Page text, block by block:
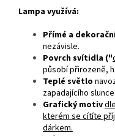
Lampa využívá:
Přímé a
nezávisle.
Povrch svítidla ("
působí přirozeně,
Teplé světlo
zapadajícího slunce.
Grafický motiv
kterém se cítíte
dárkem.